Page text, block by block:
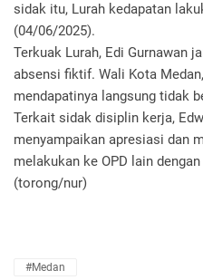
sidak itu, Lurah kedapatan
(04/06/2025).
Terkuak Lurah, Edi Gurnawan
absensi fiktif. Wali Kota
mendapatinya langsung tidak
Terkait sidak disiplin kerja,
menyampaikan apresiasi dan
melakukan ke OPD lain
(torong/nur)
#Medan